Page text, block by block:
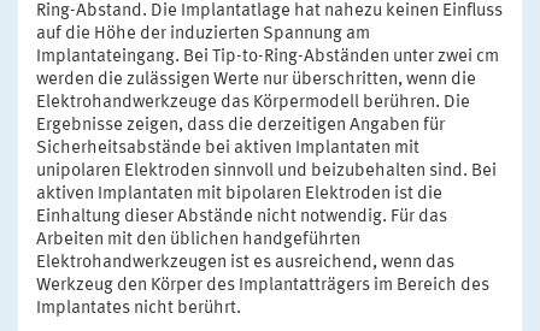
Ring-Abstand. Die Implantatlage hat nahezu keinen Einfluss
auf die Höhe der induzierten Spannung am
Implantateingang. Bei Tip-to-Ring-Abständen unter zwei cm
werden die zulässigen Werte nur überschritten, wenn die
Elektrohandwerkzeuge das Körpermodell berühren. Die
Ergebnisse zeigen, dass die derzeitigen Angaben für
Sicherheitsabstände bei aktiven Implantaten mit
unipolaren Elektroden sinnvoll und beizubehalten sind. Bei
aktiven Implantaten mit bipolaren Elektroden ist die
Einhaltung dieser Abstände nicht notwendig. Für das
Arbeiten mit den üblichen handgeführten
Elektrohandwerkzeugen ist es ausreichend, wenn das
Werkzeug den Körper des Implantatträgers im Bereich des
Implantates nicht berührt.